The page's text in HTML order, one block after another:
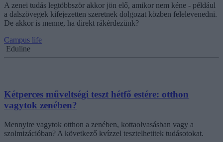
A zenei tudás legtöbbször akkor jön elő, amikor nem kéne - például
a dalszövegek kifejezetten szeretnek dolgozat közben felelevenedni.
De akkor is menne, ha direkt rákérdezünk?
Campus life
Eduline
Kétperces műveltségi teszt hétfő estére: otthon
vagytok zenében?
Mennyire vagytok otthon a zenében, kottaolvasásban vagy a
szolmizációban? A következő kvízzel tesztelhetitek tudásotokat.